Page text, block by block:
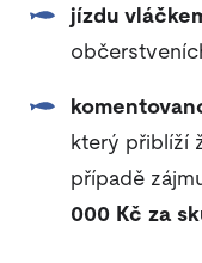
jízdu
který přiblíží
případě
000 Kč za